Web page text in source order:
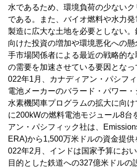
水であるため、環境負荷の少ない
である。また、バイオ燃料や水力
製造に広大な土地を必要としない
向けた投資の増加や環境悪化への
手市場関係者による最近の戦略的
の需要を加速させている要因とな
022年1月、カナディアン・パシフ
電池メーカーのバラード・パワー
水素機関車プログラムの拡大に向
に200kWの燃料電池モジュール8台
アン・パシフィック社は、
ERA)から1,500万米ドルの資金提
022年2月、インドは国家予算にお
目的とした鉄道への327億米ドルの